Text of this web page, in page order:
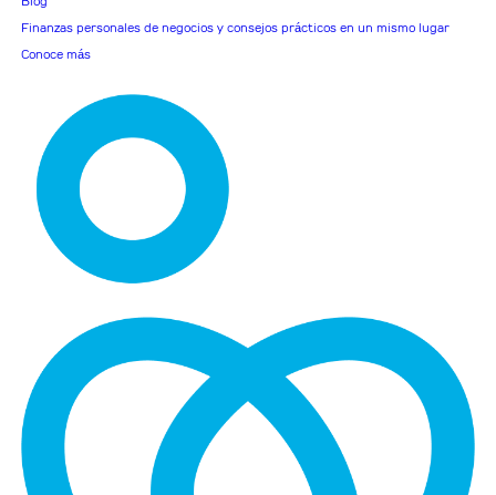
Finanzas personales de negocios y consejos prácticos en un mismo lugar
Conoce más